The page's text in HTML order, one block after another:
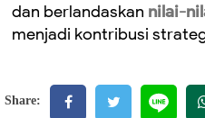
dan berlandaskan nilai-
menjadi kontribusi
Share: